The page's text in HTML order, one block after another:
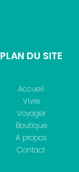
PLAN DU SITE
Accueil
Vivre
Voyager
Boutique
A propos
Contact